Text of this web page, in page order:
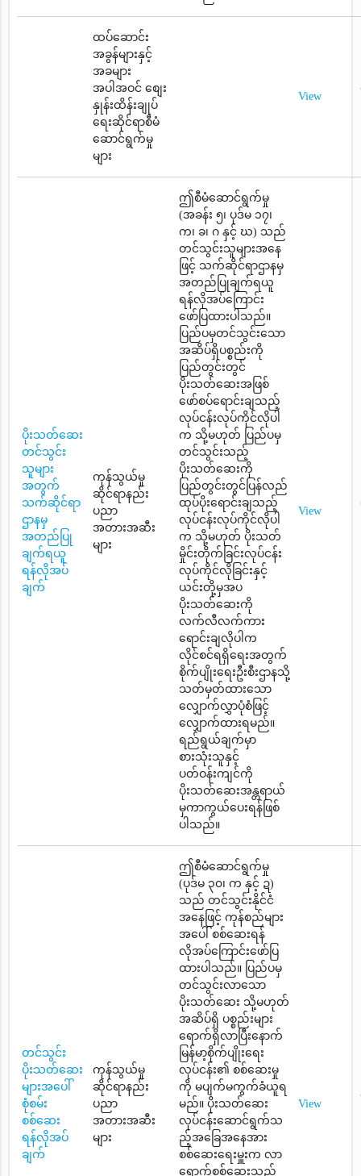
ထပ်ဆောင်း
အခွန်များနှင့်
အခများ
အပါအဝင် စျေး
နှုန်းထိန်းချုပ်
ရေးဆိုင်ရာစီမံ
ဆောင်ရွက်မှု
များ
View
ပိုးသတ်ဆေး
တင်သွင်း
သူများ
အတွက်
သက်ဆိုင်ရာ
ဌာနမှ
အတည်ပြု
ချက်ရယူ
ရန်လိုအပ်
ချက်
ကုန်သွယ်မှု
ဆိုင်ရာနည်း
ပညာ
အတားအဆီး
များ
ဤစီမံဆောင်ရွက်မှု
(အခန်း ၅၊ ပုဒ်မ ၁၇၊
က၊ ခ၊ ဂ နှင့် ဃ) သည်
တင်သွင်းသူများအနေ
ဖြင့် သက်ဆိုင်ရာဌာနမှ
အတည်ပြုချက်ရယူ
ရန်လိုအပ်ကြောင်း
ဖော်ပြထားပါသည်။
ပြည်ပမှတင်သွင်းသော
အဆိပ်ရှိပစ္စည်းကို
ပြည်တွင်းတွင်
ပိုးသတ်ဆေးအဖြစ်
ဖော်စပ်ရောင်းချသည့်
လုပ်ငန်းလုပ်ကိုင်လိုပါ
က သို့မဟုတ် ပြည်ပမှ
တင်သွင်းသည့်
ပိုးသတ်ဆေးကို
ပြည်တွင်းတွင်ပြန်လည်
ထုပ်ပိုးရောင်းချသည့်
လုပ်ငန်းလုပ်ကိုင်လိုပါ
က သို့မဟုတ် ပိုးသတ်
မှိုင်းတိုက်ခြင်းလုပ်ငန်း
လုပ်ကိုင်လိုခြင်းနှင့်
ယင်းတို့မှအပ
ပိုးသတ်ဆေးကို
လက်လီလက်ကား
ရောင်းချလိုပါက
လိုင်စင်ရရှိရေးအတွက်
စိုက်ပျိုးရေးဦးစီးဌာနသို့
သတ်မှတ်ထားသော
လျှောက်လွှာပုံစံဖြင့်
လျှောက်ထားရမည်။
ရည်ရွယ်ချက်မှာ
စားသုံးသူနှင့်
ပတ်ဝန်းကျင်ကို
ပိုးသတ်ဆေးအန္တရာယ်
မှကာကွယ်ပေးရန်ဖြစ်
ပါသည်။
View
တင်သွင်း
ပိုးသတ်ဆေး
များအပေါ်
စုံစမ်း
စစ်ဆေး
ရန်လိုအပ်
ချက်
ကုန်သွယ်မှု
ဆိုင်ရာနည်း
ပညာ
အတားအဆီး
များ
ဤစီမံဆောင်ရွက်မှု
(ပုဒ်မ ၃၀၊ က နှင့် ဍ)
သည် တင်သွင်းနိုင်ငံ
အနေဖြင့် ကုန်စည်များ
အပေါ် စစ်ဆေးရန်
လိုအပ်ကြောင်းဖော်ပြ
ထားပါသည်။ ပြည်ပမှ
တင်သွင်းလာသော
ပိုးသတ်ဆေး သို့မဟုတ်
အဆိပ်ရှိ ပစ္စည်းများ
ရောက်ရှိလာပြီးနောက်
မြန်မာ့စိုက်ပျိုးရေး
လုပ်ငန်း၏ စစ်ဆေးမှု
ကို မပျက်မကွက်ခံယူရ
မည်။ ပိုးသတ်ဆေး
လုပ်ငန်းဆောင်ရွက်သ
ည့်အခြေအနေအား
စစ်ဆေးရေးမှူးက လာ
ရောက်စစ်ဆေးသည့်
View